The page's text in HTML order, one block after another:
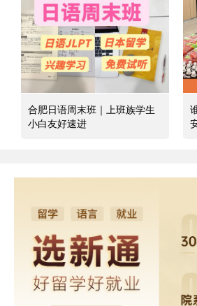
合肥日语周末班｜上班族学生
小白友好速进